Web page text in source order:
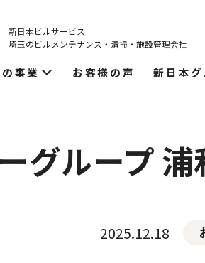
新日本ビルサービス
埼玉のビルメンテナンス・ 清掃・施設管理会社
事業 お客様の声 新日本
グループ
2025.12.18